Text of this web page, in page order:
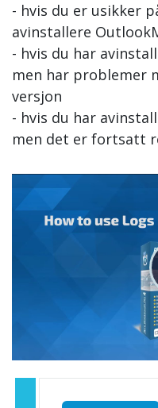
- hvis du er usikker
avinstallere
- hvis du har
men har problemer
versjon
- hvis du har
men det er fortsatt